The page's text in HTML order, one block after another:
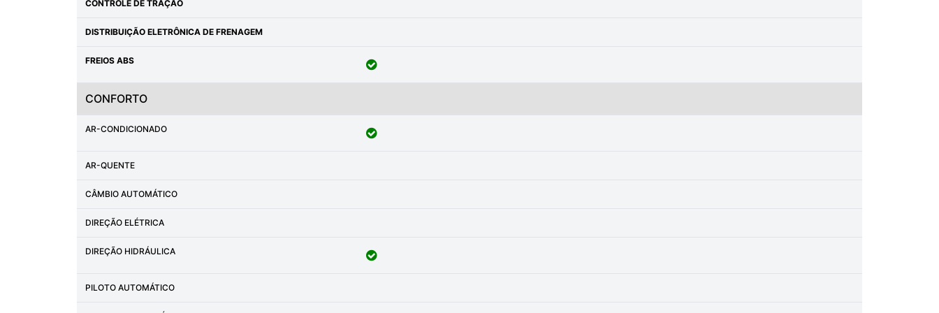
CONTROLE DE TRAÇÃO
DISTRIBUIÇÃO ELETRÔNICA DE FRENAGEM
FREIOS ABS
CONFORTO
AR-CONDICIONADO
AR-QUENTE
CÂMBIO AUTOMÁTICO
DIREÇÃO ELÉTRICA
DIREÇÃO HIDRÁULICA
PILOTO AUTOMÁTICO